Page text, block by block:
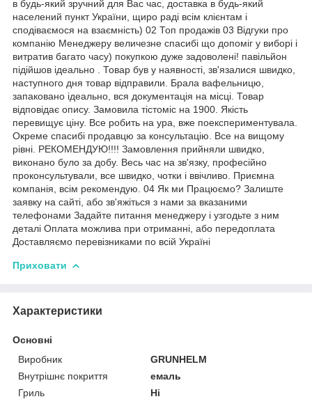
в будь-який зручний для Вас час, доставка в будь-який
населений пункт України, щиро раді всім клієнтам і
сподіваємося на взаємність) 02 Топ продажів 03 Відгуки про
компанію Менеджеру величезне спасибі що допоміг у виборі і
витратив багато часу) покупкою дуже задоволені! павільйон
підійшов ідеально . Товар був у наявності, зв'язалися швидко,
наступного дня товар відправили. Брала вафельницю,
запаковано ідеально, вся документація на місці. Товар
відповідає опису. Замовила тістоміс на 1900. Якість
перевищує ціну. Все робить на ура, вже поекспериментувала.
Окреме спасибі продавцю за консультацію. Все на вищому
рівні. РЕКОМЕНДУЮ!!!! Замовлення прийняли швидко,
виконано було за добу. Весь час на зв'язку, професійно
проконсультували, все швидко, чотки і ввічливо. Приємна
компанія, всім рекомендую. 04 Як ми Працюємо? Залиште
заявку на сайті, або зв'яжіться з нами за вказаними
телефонами Задайте питання менеджеру і узгодьте з ним
деталі Оплата можлива при отриманні, або передоплата
Доставляємо перевізниками по всій Україні
Приховати
Характеристики
Основні
Виробник
GRUNHELM
Внутрішнє покриття
емаль
Гриль
Ні